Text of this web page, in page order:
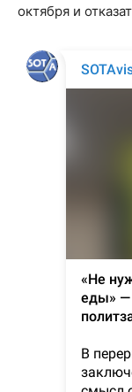
октября и